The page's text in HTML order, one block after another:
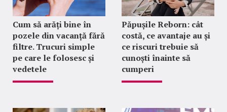
Cum să arăți bine în
pozele din vacanță fără
filtre. Trucuri simple
pe care le folosesc și
vedetele
Păpușile Reborn: cât
costă, ce avantaje au și
ce riscuri trebuie să
cunoști înainte să
cumperi